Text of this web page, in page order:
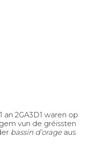
an 2GA3D1 waren op
vun de gréissten
bassin d’orageaus